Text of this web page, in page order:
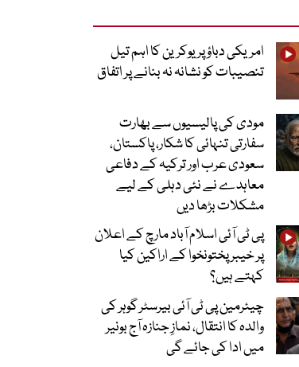
امریکی دباؤ پر یوکرین کا اہم تیل
تنصیبات کو نشانہ نہ بنانے پر اتفاق
مودی کی پالیسیوں سے بھارت
سفارتی تنہائی کا شکار، پاکستان،
سعودی عرب اور ترکیہ کے دفاعی
معاہدے نے نئی دہلی کے لیے
مشکلات بڑھا دیں
پی ٹی آئی اسلام آباد مارچ کے اعلان
پر خیبر پختونخوا کے اراکین کیا
کہتے ہیں؟
چیئرمین پی ٹی آئی بیرسٹر گوہر کی
والدہ کا انتقال، نمازِ جنازہ آج بونیر
میں ادا کی جائے گی